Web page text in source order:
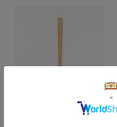
RIN&CO. 越前木